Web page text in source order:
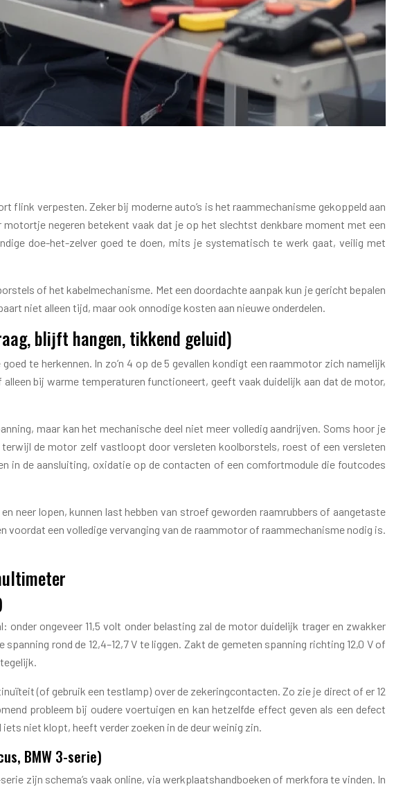
verpesten. Zeker bij moderne auto’s is het raammechanisme gekoppeld aan
negeren betekent vaak dat je op het slechtst denkbare moment met een
doe-het-zelver goed te doen, mits je systematisch te werk gaat, veilig met
of het kabelmechanisme. Met een doordachte aanpak kun je gericht bepalen
niet alleen tijd, maar ook onnodige kosten aan nieuwe onderdelen.
blijft hangen, tikkend geluid)
te herkennen. In zo’n 4 op de 5 gevallen kondigt een raammotor zich namelijk
bij warme temperaturen functioneert, geeft vaak duidelijk aan dat de motor,
maar kan het mechanische deel niet meer volledig aandrijven. Soms hoor je
de motor zelf vastloopt door versleten koolborstels, roest of een versleten
in de aansluiting, oxidatie op de contacten of een comfortmodule die foutcodes
neer lopen, kunnen last hebben van stroef geworden raamrubbers of aangetaste
voordat een volledige vervanging van de raammotor of raammechanisme nodig is.
ongeveer 11,5 volt onder belasting zal de motor duidelijk trager en zwakker
rond de 12,4–12,7 V te liggen. Zakt de gemeten spanning richting 12,0 V of
(of gebruik een testlamp) over de zekeringcontacten. Zo zie je direct of er 12
probleem bij oudere voertuigen en kan hetzelfde effect geven als een defect
niet klopt, heeft verder zoeken in de deur weinig zin.
BMW 3-serie)
zijn schema’s vaak online, via werkplaatshandboeken of merkfora te vinden. In